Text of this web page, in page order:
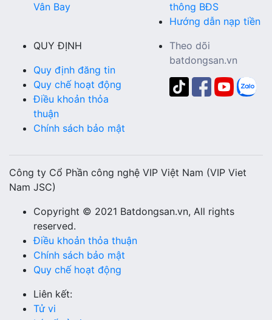
Vân Bay
thông BĐS
Hướng dẫn nạp tiền
QUY ĐỊNH
Quy định đăng tin
Quy chế hoạt động
Điều khoản thỏa
thuận
Chính sách bảo mật
Theo dõi
batdongsan.vn
Công ty Cổ Phần công nghệ VIP Việt Nam (VIP Viet
Nam JSC)
Copyright © 2021 Batdongsan.vn, All rights
reserved.
Điều khoản thỏa thuận
Chính sách bảo mật
Quy chế hoạt động
Liên kết:
Tử vi